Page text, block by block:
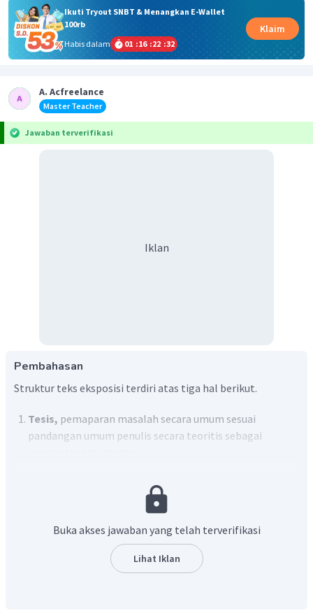
Ikuti Tryout SNBT & Menangkan E-Wallet
100rb
Habis dalam
01 :16 :22 :32
Klaim
A. Acfreelance
Master Teacher
Jawaban terverifikasi
Iklan
Pembahasan
Struktur teks eksposisi terdiri atas tiga hal berikut.
Tesis, pemaparan masalah secara umum sesuai
pandangan umum penulis secara teoritis sebagai
penulis terhadap suatu masalah yang diperkuat
penilaian penulis disertai saran atau rekomendasi
kepada pihak terkait.
Buka akses jawaban yang telah terverifikasi
Lihat Iklan